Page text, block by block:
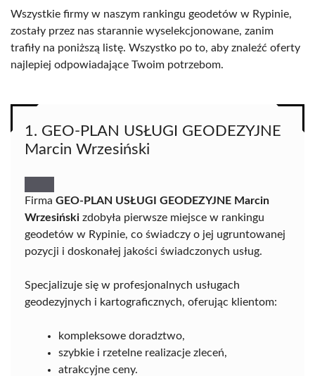
Wszystkie firmy w naszym rankingu geodetów w Rypinie,
zostały przez nas starannie wyselekcjonowane, zanim
trafiły na poniższą listę. Wszystko po to, aby znaleźć oferty
najlepiej odpowiadające Twoim potrzebom.
1. GEO-PLAN USŁUGI GEODEZYJNE
Marcin Wrzesiński
Firma GEO-PLAN USŁUGI GEODEZYJNE Marcin
Wrzesiński zdobyła pierwsze miejsce w rankingu
geodetów w Rypinie, co świadczy o jej ugruntowanej
pozycji i doskonałej jakości świadczonych usług.
Specjalizuje się w profesjonalnych usługach
geodezyjnych i kartograficznych, oferując klientom:
kompleksowe doradztwo,
szybkie i rzetelne realizacje zleceń,
atrakcyjne ceny.